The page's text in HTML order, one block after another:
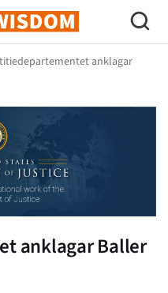
anklagar
anklagar Baller